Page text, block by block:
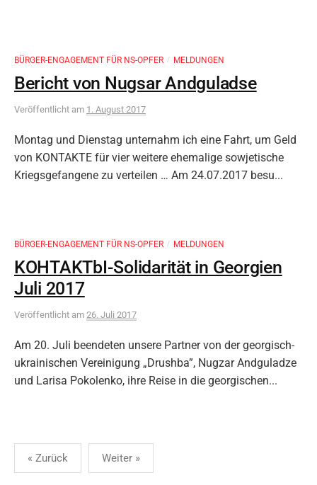
BÜRGER-ENGAGEMENT FÜR NS-OPFER / MELDUNGEN
Bericht von Nugsar Andguladse
Veröffentlicht am 1. August 2017
Montag und Dienstag unternahm ich eine Fahrt, um Geld
von KONTAKTE für vier weitere ehemalige sowjetische
Kriegsgefangene zu verteilen … Am 24.07.2017 besu...
BÜRGER-ENGAGEMENT FÜR NS-OPFER / MELDUNGEN
KOHTAKTbI-Solidarität in Georgien
Juli 2017
Veröffentlicht am 26. Juli 2017
Am 20. Juli beendeten unsere Partner von der georgisch-
ukrainischen Vereinigung „Drushba”, Nugzar Andguladze
und Larisa Pokolenko, ihre Reise in die georgischen...
Seitennummerierung
der
« Zurück Weiter »